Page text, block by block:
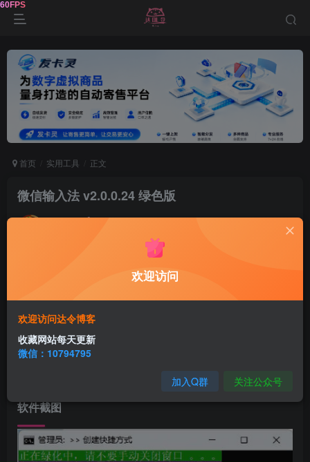
首页 实用工具 正文
微信输入法 v2.0.0.24 绿色版
达令 关注
微信输入法是T
高效的输入体验、精准的推荐策略、多元的创新玩法。简
洁、好用、打字快，无
软件截图
欢迎访问
欢迎访问达令博客
收藏网站每天更新
微信：10794795
加入Q群 关注公众号